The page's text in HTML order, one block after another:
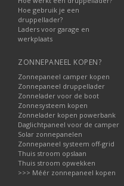
Hoe gebruik je een
druppellader?
Laders voor garage en
werkplaats
ZONNEPANEEL KOPEN?
Zonnepaneel camper kopen
Zonnepaneel druppellader
Zonnelader voor de boot
Zonnesysteem kopen
Zonnelader kopen powerbank
Daglichtpaneel voor de camper
Solar zonnepanelen
Zonnepaneel systeem off-grid
Thuis stroom opslaan
Thuis stroom opwekken
>>> Méér zonnepaneel kopen